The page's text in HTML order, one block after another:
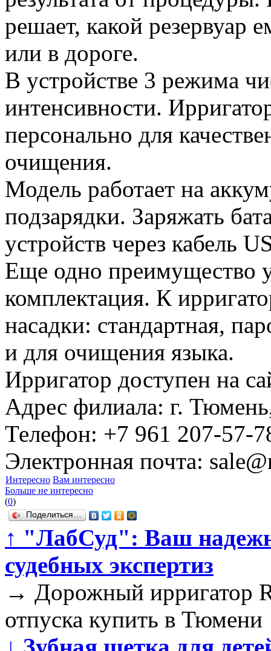
решает, какой резервуар
или в дороге.
В устройстве 3 режима
интенсивности.
персонально для
очищения.
Модель работает на
подзарядки. Заряжать
устройств через кабель
Еще одно преимущество
комплектация. К
насадки: стандартная,
и для очищения языка.
Ирригатор доступен на
Адрес филиала: г.
Телефон: +7 961 207-57-
Электронная почта:
Интересно Вам интересно
Больше не интересно
(0)
Поделиться…
↑ "ЛабСуд": Ваш
судебных экспертиз
→ Дорожный ирригатор
отпуска купить в Тюмени